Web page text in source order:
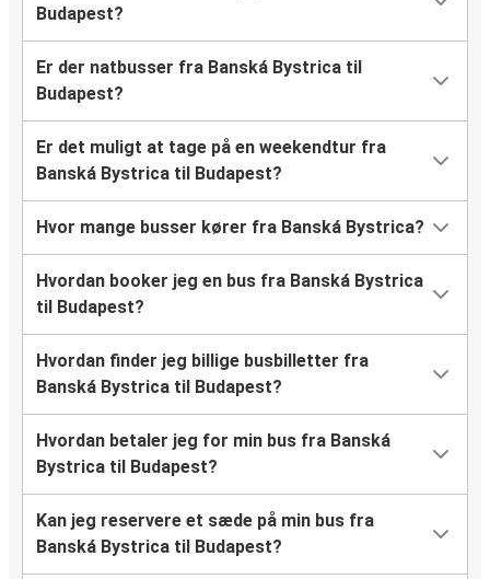
Budapest?
Er der natbusser fra Banská Bystrica til
Budapest?
Er det muligt at tage på en weekendtur fra
Banská Bystrica til Budapest?
Hvor mange busser kører fra Banská Bystrica?
Hvordan booker jeg en bus fra Banská Bystrica
til Budapest?
Hvordan finder jeg billige busbilletter fra
Banská Bystrica til Budapest?
Hvordan betaler jeg for min bus fra Banská
Bystrica til Budapest?
Kan jeg reservere et sæde på min bus fra
Banská Bystrica til Budapest?